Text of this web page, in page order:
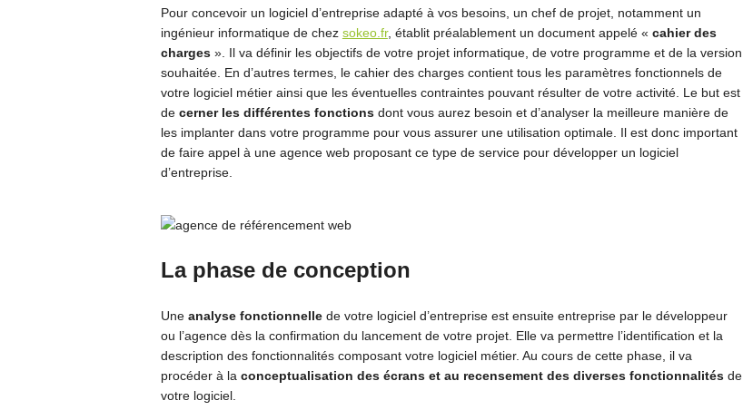
Pour concevoir un logiciel d’entreprise adapté à vos besoins, un chef de projet, notamment un
ingénieur informatique de chez sokeo.fr, établit préalablement un document appelé « cahier des
charges». Il va définir les objectifs de votre projet informatique, de votre programme et de la version
souhaitée. En d’autres termes, le cahier des charges contient tous les paramètres fonctionnels de
votre logiciel métier ainsi que les éventuelles contraintes pouvant résulter de votre activité. Le but est
de cerner les différentes fonctionsdont vous aurez besoin et d’analyser la meilleure manière de
les implanter dans votre programme pour vous assurer une utilisation optimale. Il est donc important
de faire appel à une agence web proposant ce type de service pour développer un logiciel
d’entreprise.
La phase de conception
Une analyse fonctionnellede votre logiciel d’entreprise est ensuite entreprise par le développeur
ou l’agence dès la confirmation du lancement de votre projet. Elle va permettre l’identification et la
description des fonctionnalités composant votre logiciel métier. Au cours de cette phase, il va
procéder à la conceptualisation des écrans et au recensement des diverses fonctionnalitésde
votre logiciel.